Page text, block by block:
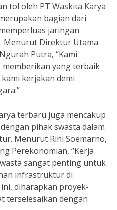
tol oleh PT Waskita Karya
bagian dari
jaringan
Menurut Direktur Utama
Putra, “Kami
yang terbaik
kerjakan demi
terbaru juga mencakup
pihak swasta dalam
Menurut Rini Soemarno,
Perekonomian, “Kerja
sangat penting untuk
infrastruktur di
diharapkan proyek-
terselesaikan dengan